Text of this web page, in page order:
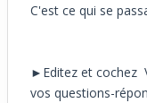
C'est ce qui se
►Editez et cochez
vos questions-